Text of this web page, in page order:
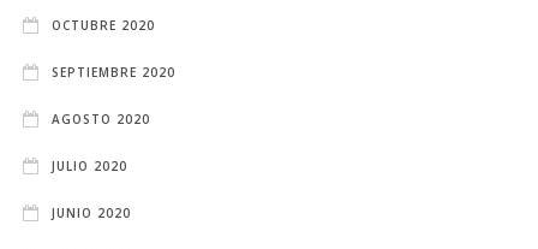
OCTUBRE 2020
SEPTIEMBRE 2020
AGOSTO 2020
JULIO 2020
JUNIO 2020